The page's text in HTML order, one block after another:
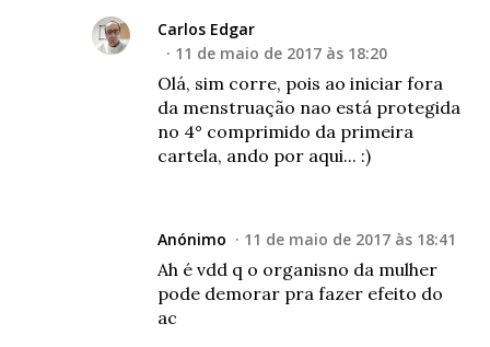
Carlos Edgar
11 de maio de 2017 às 18:20
Olá, sim corre, pois ao iniciar fora
da menstruação nao está protegida
no 4° comprimido da primeira
cartela, ando por aqui... :)
Anónimo 11 de maio de 2017 às 18:41
Ah é vdd q o organisno da mulher
pode demorar pra fazer efeito do
ac